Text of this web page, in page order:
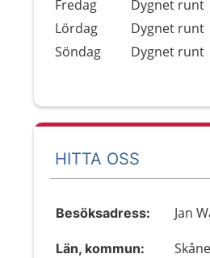
Fredag
Dygnet runt
Lördag
Dygnet runt
Söndag
Dygnet runt
HITTA OSS
Besöksadress: Jan
Län, kommun: